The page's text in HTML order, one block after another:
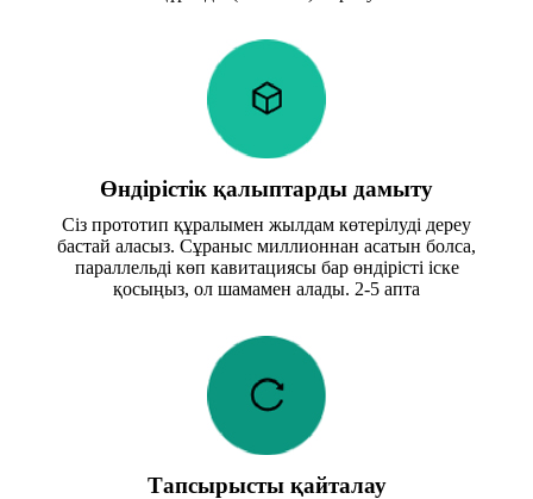
Өндірістік қалыптарды дамыту
Сіз прототип құралымен жылдам көтерілуді дереу
бастай аласыз. Сұраныс миллионнан асатын болса,
параллельді көп кавитациясы бар өндірісті іске
қосыңыз, ол шамамен алады. 2-5 апта
Тапсырысты қайталау